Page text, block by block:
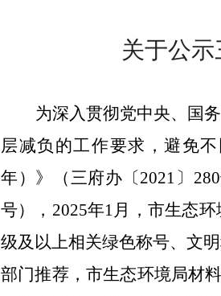
关于公示
为深入贯彻党中央、国
层减负的工作要求，避免
年）》
（三府办 〔2021 〕 280
号）， 2025年1月，市生态
级及以上相关绿色称号、文
部门推荐，市生态环境局材